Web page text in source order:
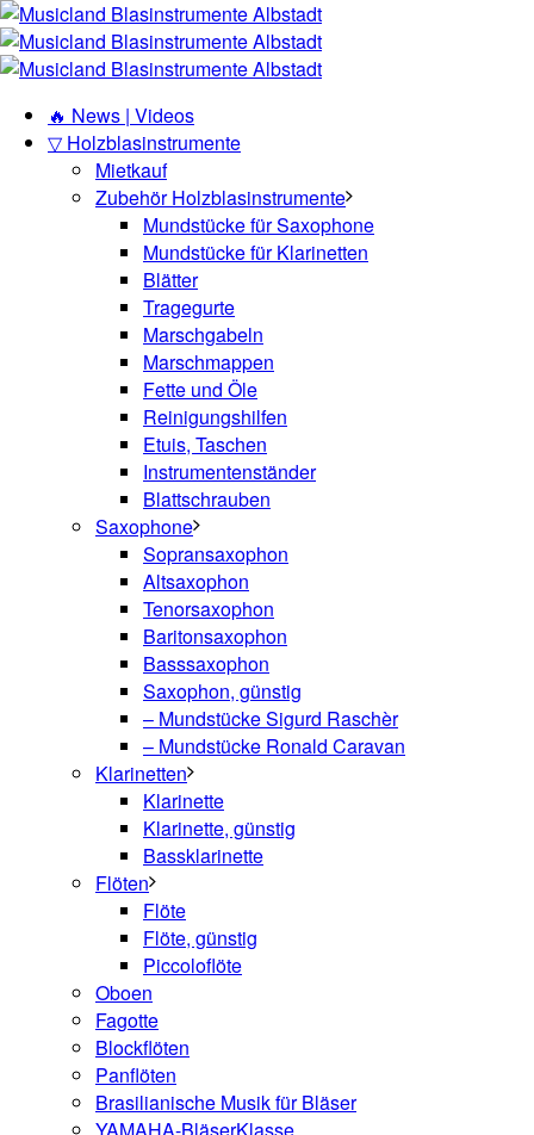
🔥 News | Videos
▽ Holzblasinstrumente
Mietkauf
Zubehör Holzblasinstrumente
Mundstücke für Saxophone
Mundstücke für Klarinetten
Blätter
Tragegurte
Marschgabeln
Marschmappen
Fette und Öle
Reinigungshilfen
Etuis, Taschen
Instrumentenständer
Blattschrauben
Saxophone
Sopransaxophon
Altsaxophon
Tenorsaxophon
Baritonsaxophon
Basssaxophon
Saxophon, günstig
– Mundstücke Sigurd Raschèr
– Mundstücke Ronald Caravan
Klarinetten
Klarinette
Klarinette, günstig
Bassklarinette
Flöten
Flöte
Flöte, günstig
Piccoloflöte
Oboen
Fagotte
Blockflöten
Panflöten
Brasilianische Musik für Bläser